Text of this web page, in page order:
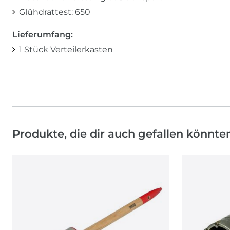
Glühdrattest: 650
Lieferumfang:
1 Stück Verteilerkasten
Produkte, die dir auch gefallen